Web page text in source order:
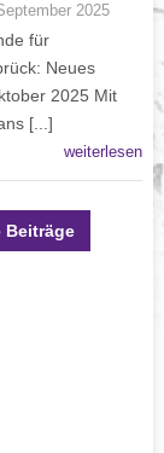
2025
für
Neues
2025 Mit
[...]
weiterlesen
Beiträge